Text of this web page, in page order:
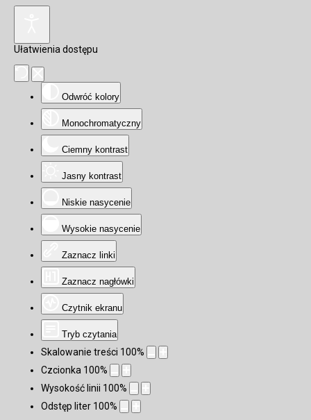
Ułatwienia dostępu
Odwróć kolory
Monochromatyczny
Ciemny kontrast
Jasny kontrast
Niskie nasycenie
Wysokie nasycenie
Zaznacz linki
Zaznacz nagłówki
Czytnik ekranu
Tryb czytania
Skalowanie treści 100%
Czcionka 100%
Wysokość linii 100%
Odstęp liter 100%